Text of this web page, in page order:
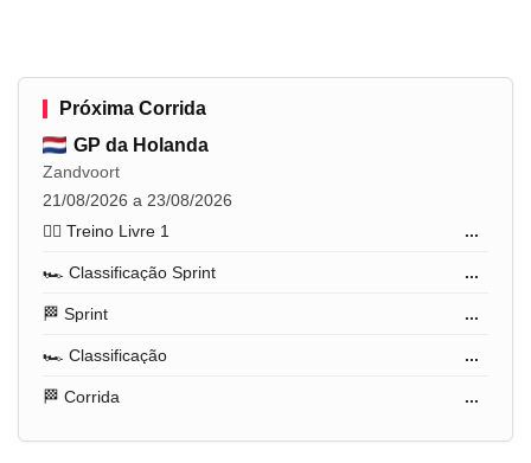
Próxima Corrida
GP da Holanda
Zandvoort
21/08/2026 a 23/08/2026
🏋️‍♂️ Treino Livre 1
...
🏎️ Classificação Sprint ...
🏁 Sprint ...
🏎️ Classificação ...
🏁 Corrida ...